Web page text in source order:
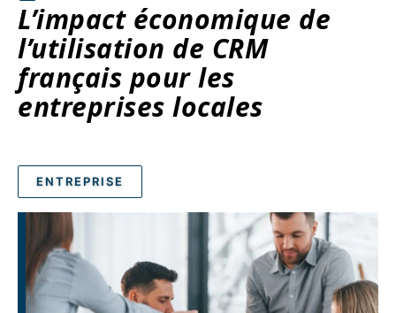
L’impact économique de
l’utilisation de CRM
français pour les
entreprises locales
ENTREPRISE